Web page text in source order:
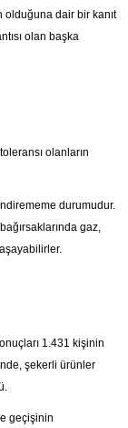
olduğuna dair bir kanıt
olan başka
olanların
durumudur.
gaz,
1.431 kişinin
şekerli ürünler
geçişinin